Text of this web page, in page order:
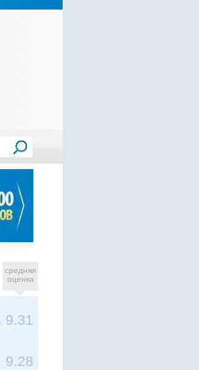
средняя
оценка
9.31
9.28